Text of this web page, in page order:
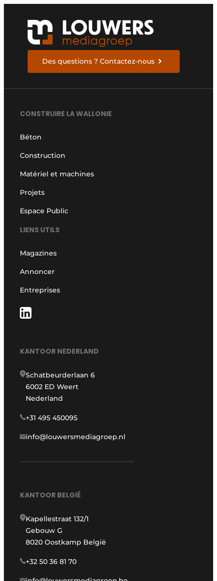
Des questions ? Contactez-nous
CONSTRUIRE LA WALLONIE
Béton
Construction
Matériel et machines
Projets
Espace Public
LIENS UTILS
Magazines
Annoncer
Entreprises
KANTOOR NEDERLAND
Schatbeurderlaan 6
6002 ED Weert
Nederland
+31 495 450095
info@louwersmediagroep.nl
KANTOOR BELGIË
Kapellestraat 132/1
Gebouw G
8020 Oostkamp België
+32 50 36 81 70